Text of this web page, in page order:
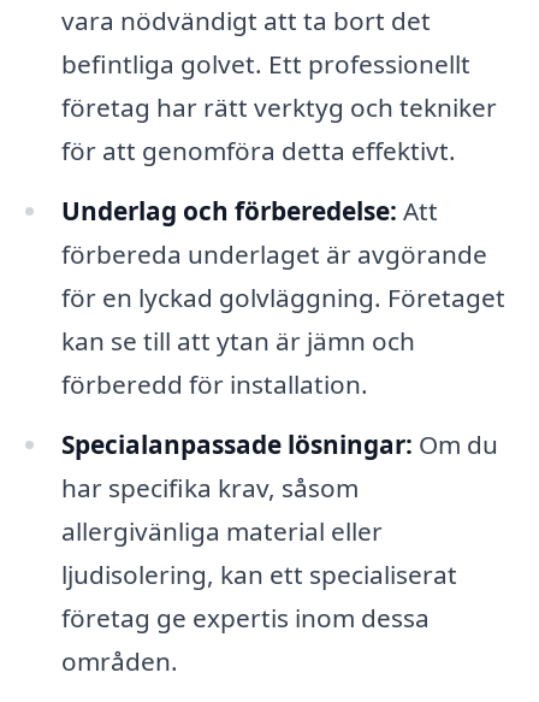
vara nödvändigt att ta bort det
befintliga golvet. Ett professionellt
företag har rätt verktyg och tekniker
för att genomföra detta effektivt.
Underlag och förberedelse: Att
förbereda underlaget är avgörande
för en lyckad golvläggning. Företaget
kan se till att ytan är jämn och
förberedd för installation.
Specialanpassade lösningar: Om du
har specifika krav, såsom
allergivänliga material eller
ljudisolering, kan ett specialiserat
företag ge expertis inom dessa
områden.